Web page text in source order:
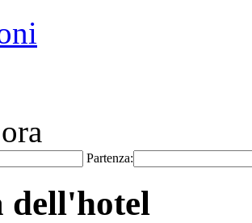
Partenza:
dell'hotel